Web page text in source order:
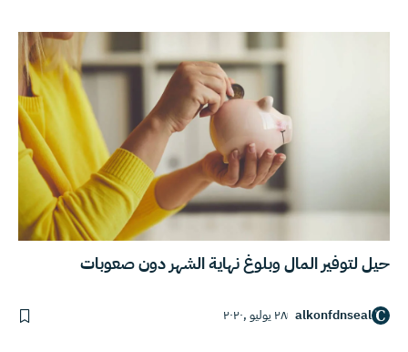
حيل لتوفير المال وبلوغ نهاية الشهر دون صعوبات
alkonfdnseal ٢٨ يوليو ,٢٠٢٠